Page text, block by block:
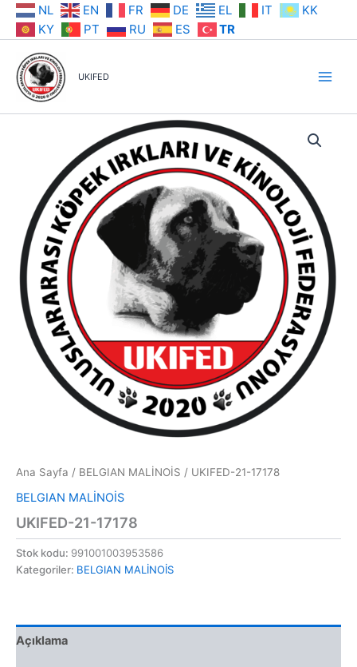
İçeriğe NL EN FR DE EL IT
KK
KY
PT RU ES TR
UKIFED
Ana Sayfa / BELGIAN MALİNOİS / UKIFED-21-17178
BELGIAN MALİNOİS
UKIFED-21-17178
Stok kodu: 991001003953586
Kategoriler: BELGIAN MALİNOİS
Açıklama